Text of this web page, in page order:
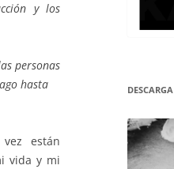
y los
personas
hasta
están
vida y mi